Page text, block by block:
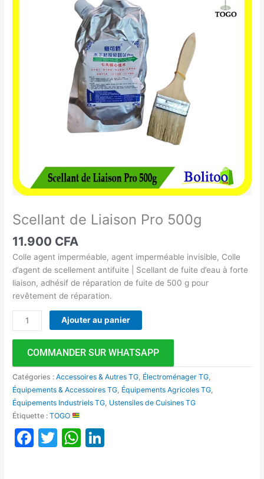
Scellant de Liaison Pro 500g
11.900 CFA
Colle agent imperméable, agent imperméable invisible, Colle
d’agent de scellement antifuite | Scellant de fuite d’eau à forte
liaison, adhésif de réparation de fuite de 500 g pour
revêtement de réparation.
Ajouter au panier
COMMANDER SUR WHATSAPP
Catégories :Accessoires & Autres TG Électroménager TG
Équipements & Accessoires TG Équipements Agricoles TG
Équipements Industriels TG Ustensiles de Cuisines TG
Étiquette :TOGO
Facebook
TwitterWhatsApp